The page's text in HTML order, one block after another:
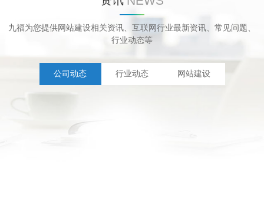
九福为您提供网站建设相关资讯、互联网行业最新资讯、常见问题、
行业动态等
公司动态 行业动态 网站建设